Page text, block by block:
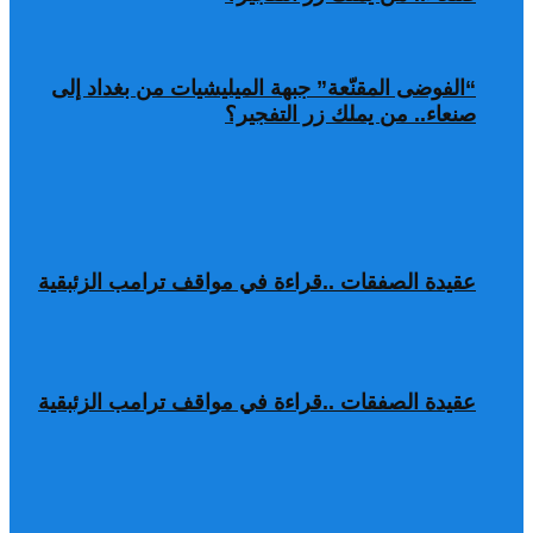
عقيدة الصفقات ..قراءة في مواقف ترامب الزئبقية
“الفوضى المقنّعة” جبهة الميليشيات من بغداد إلى
صنعاء.. من يملك زر التفجير؟
عقيدة الصفقات ..قراءة في مواقف ترامب الزئبقية